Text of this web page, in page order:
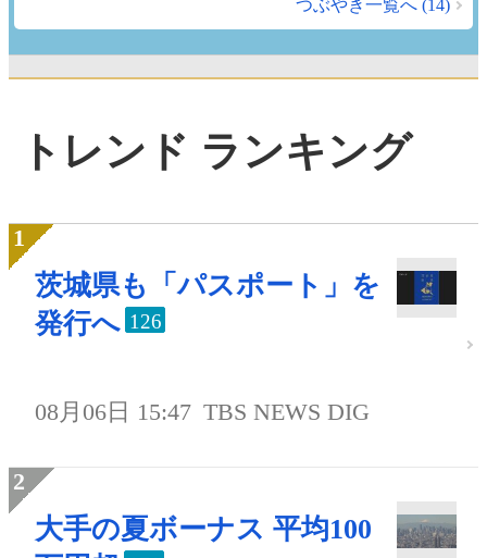
つぶやき一覧へ (14)
トレンド ランキング
茨城県も「パスポート」を
発行へ 126
08月06日 15:47 TBS NEWS DIG
大手の夏ボーナス 平均100